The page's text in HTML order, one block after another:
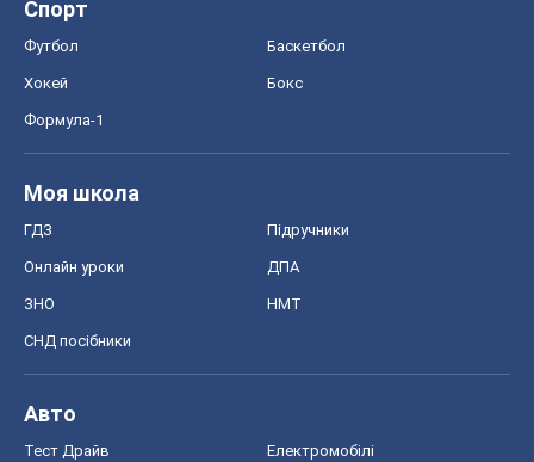
Спорт
Футбол Баскетбол
Хокей Бокс
Формула-1
Моя школа
ГДЗ Підручники
Онлайн уроки ДПА
ЗНО НМТ
СНД посібники
Авто
Тест Драйв Електромобілі